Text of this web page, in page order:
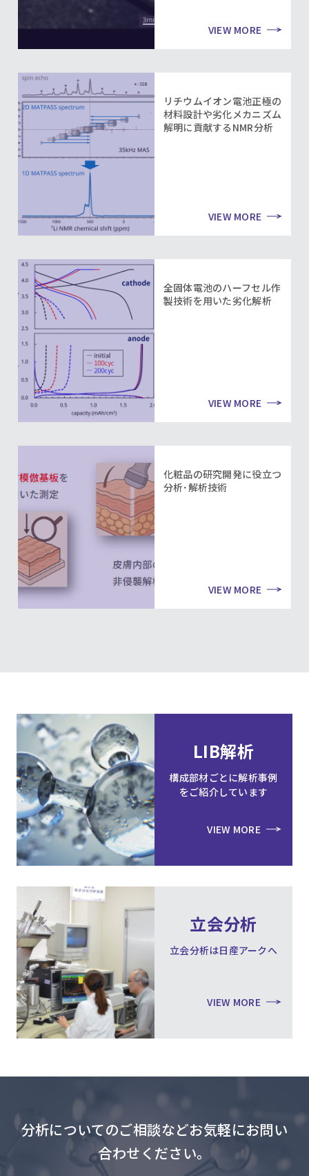
VIEW MORE
リチウムイオン電池正極の
材料設計や劣化メカニズム
解明に貢献するNMR分析
VIEW MORE
全固体電池のハーフセル作
製技術を用いた劣化解析
VIEW MORE
化粧品の研究開発に役立つ
分析･解析技術
VIEW MORE
LIB解析
構成部材ごとに解析事例
をご紹介しています
VIEW MORE
立会分析
立会分析は日産アークへ
VIEW MORE
分析についてのご相談などお気軽にお問い
合わせください。